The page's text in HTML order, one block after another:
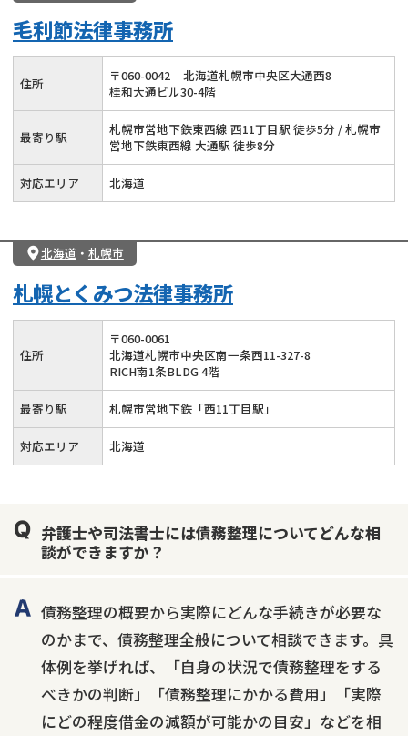
毛利節法律事務所
住所 〒060-0042
北海道札幌市中央区大通西8
桂和大通ビル30-4階
最寄り駅
札幌市営地下鉄東西線 西11丁目駅 徒歩5分 / 札幌市
営地下鉄東西線 大通駅 徒歩8分
対応エリア 北海道
北海道 ・ 札幌市
札幌とくみつ法律事務所
住所
〒060-0061
北海道札幌市中央区南一条西11-327-8
RICH南1条BLDG 4階
最寄り駅 札幌市営地下鉄「西11丁目駅」
対応エリア 北海道
弁護士や司法書士には債務整理についてどんな相
談ができますか？
債務整理の概要から実際にどんな手続きが必要な
のかまで、債務整理全般について相談できます。具
体例を挙げれば、「自身の状況で債務整理をする
べきかの判断」「債務整理にかかる費用」「実際
にどの程度借金の減額が可能かの目安」などを相